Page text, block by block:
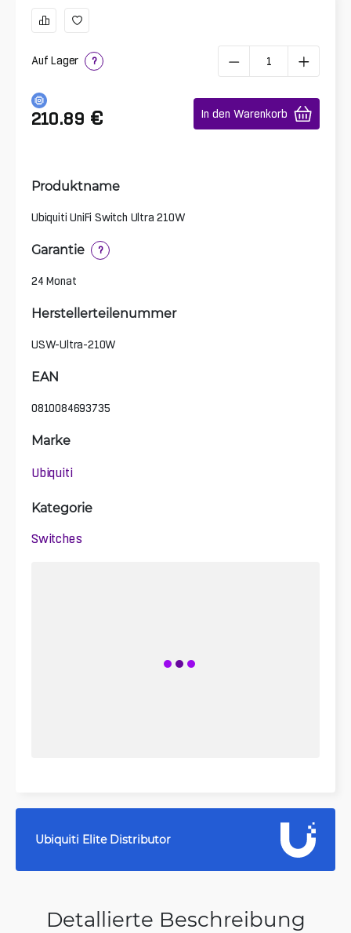
Auf Lager ?
210.89 € In den Warenkorb
Produktname
Ubiquiti UniFi Switch Ultra 210W
Garantie ?
24 Monat
Herstellerteilenummer
USW-Ultra-210W
EAN
0810084693735
Marke
Ubiquiti
Kategorie
Switches
Ubiquiti Elite Distributor
Detallierte Beschreibung